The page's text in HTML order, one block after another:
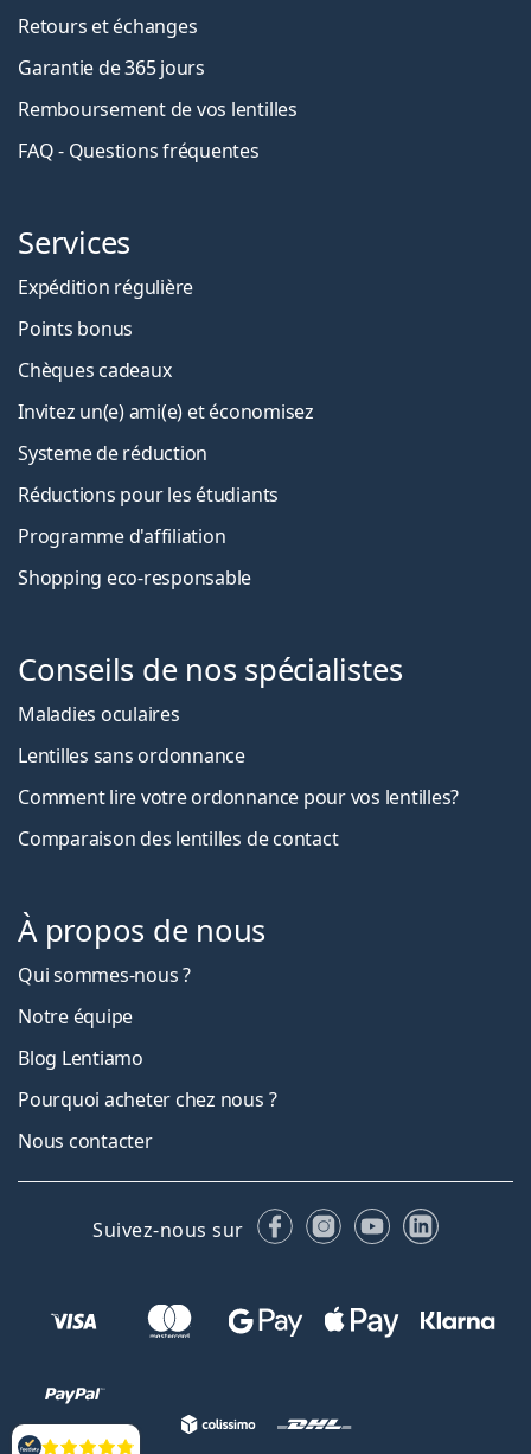
Retours et échanges
Garantie de 365 jours
Remboursement de vos lentilles
FAQ - Questions fréquentes
Services
Expédition régulière
Points bonus
Chèques cadeaux
Invitez un(e) ami(e) et économisez
Systeme de réduction
Réductions pour les étudiants
Programme d'affiliation
Shopping eco-responsable
Conseils de nos spécialistes
Maladies oculaires
Lentilles sans ordonnance
Comment lire votre ordonnance pour vos lentilles?
Comparaison des lentilles de contact
À propos de nous
Qui sommes-nous ?
Notre équipe
Blog Lentiamo
Pourquoi acheter chez nous ?
Nous contacter
Suivez-nous sur FacebookInstagram
YouTubeLinkedIn